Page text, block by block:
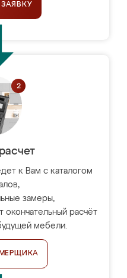
к Вам с каталогом
замеры,
окончательный расчёт
мебели.